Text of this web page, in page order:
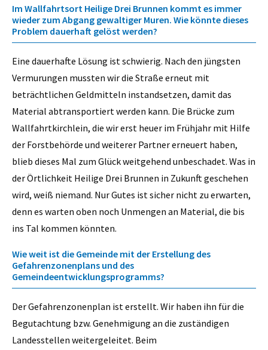
Im Wallfahrtsort Heilige Drei Brunnen kommt es immer
wieder zum Abgang gewaltiger Muren. Wie könnte dieses
Problem dauerhaft gelöst werden?
Eine dauerhafte Lösung ist schwierig. Nach den jüngsten
Vermurungen mussten wir die Straße erneut mit
beträchtlichen Geldmitteln instandsetzen, damit das
Material abtransportiert werden kann. Die Brücke zum
Wallfahrtkirchlein, die wir erst heuer im Frühjahr mit Hilfe
der Forstbehörde und weiterer Partner erneuert haben,
blieb dieses Mal zum Glück weitgehend unbeschadet. Was in
der Örtlichkeit Heilige Drei Brunnen in Zukunft geschehen
wird, weiß niemand. Nur Gutes ist sicher nicht zu erwarten,
denn es warten oben noch Unmengen an Material, die bis
ins Tal kommen könnten.
Wie weit ist die Gemeinde mit der Erstellung des
Gefahrenzonenplans und des
Gemeindeentwicklungsprogramms?
Der Gefahrenzonenplan ist erstellt. Wir haben ihn für die
Begutachtung bzw. Genehmigung an die zuständigen
Landesstellen weitergeleitet. Beim